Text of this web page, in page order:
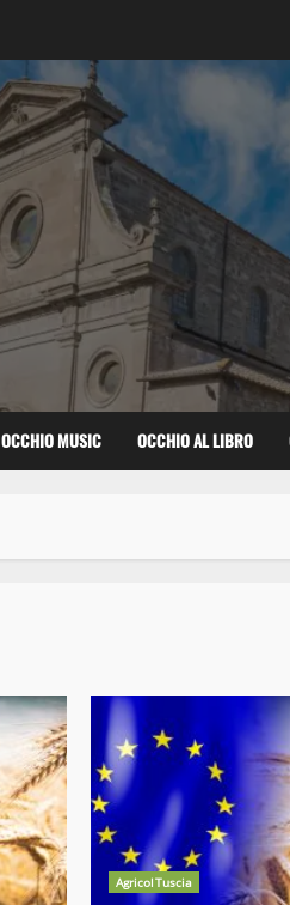
OCCHIO MUSIC OCCHIO AL LIBRO
AgricolTuscia